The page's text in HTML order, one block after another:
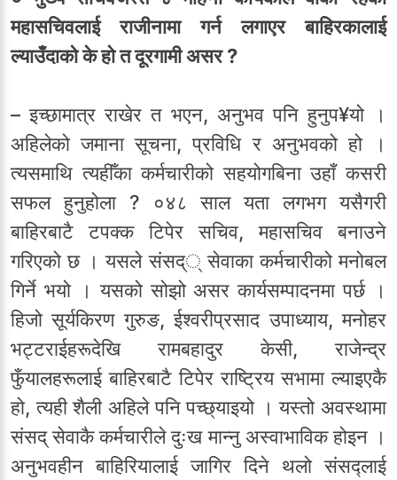
महासचिवलाई राजीनामा गर्न लगाएर बाहिरकालाई
ल्याउँदाको के हो त दूरगामी असर ?
– इच्छामात्र राखेर त भएन, अनुभव पनि हुनुप¥यो ।
अहिलेको जमाना सूचना, प्रविधि र अनुभवको हो ।
त्यसमाथि त्यहीँका कर्मचारीको सहयोगबिना उहाँ कसरी
सफल हुनुहोला ? ०४८ साल यता लगभग यसैगरी
बाहिरबाटै टपक्क टिपेर सचिव, महासचिव बनाउने
गरिएको छ । यसले संसद्् सेवाका कर्मचारीको मनोबल
गिर्ने भयो । यसको सोझो असर कार्यसम्पादनमा पर्छ ।
हिजो सूर्यकिरण गुरुङ, ईश्वरीप्रसाद उपाध्याय, मनोहर
भट्टराईहरूदेखि रामबहादुर केसी, राजेन्द्र
फुँयालहरूलाई बाहिरबाटै टिपेर राष्ट्रिय सभामा ल्याइएकै
हो, त्यही शैली अहिले पनि पच्छ्याइयो । यस्तो अवस्थामा
संसद् सेवाकै कर्मचारीले दुःख मान्नु अस्वाभाविक होइन ।
अनुभवहीन बाहिरियालाई जागिर दिने थलो संसद्लाई